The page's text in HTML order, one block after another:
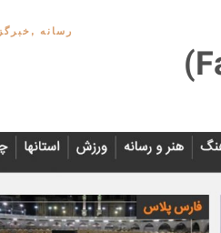
, رسانه